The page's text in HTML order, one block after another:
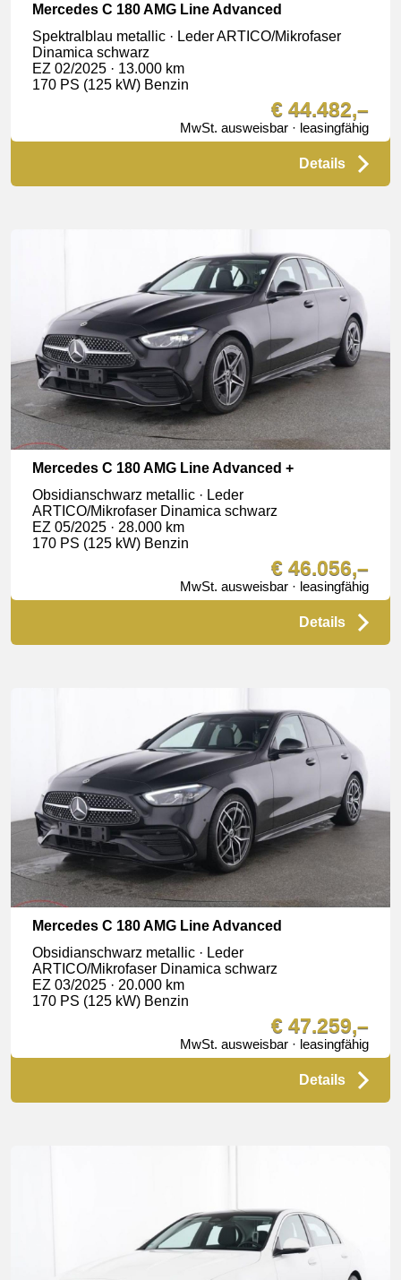
Mercedes C 180 AMG Line Advanced
Spektralblau metallic · Leder ARTICO/Mikrofaser
Dinamica schwarz
EZ 02/2025 · 13.000 km
170 PS (125 kW) Benzin
€ 44.482,–
MwSt. ausweisbar · leasingfähig
Details
Mercedes C 180 AMG Line Advanced +
Obsidianschwarz metallic · Leder
ARTICO/Mikrofaser Dinamica schwarz
EZ 05/2025 · 28.000 km
170 PS (125 kW) Benzin
€ 46.056,–
MwSt. ausweisbar · leasingfähig
Details
Mercedes C 180 AMG Line Advanced
Obsidianschwarz metallic · Leder
ARTICO/Mikrofaser Dinamica schwarz
EZ 03/2025 · 20.000 km
170 PS (125 kW) Benzin
€ 47.259,–
MwSt. ausweisbar · leasingfähig
Details